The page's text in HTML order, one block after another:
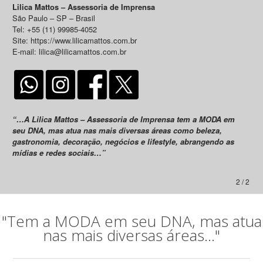
Lilica Mattos – Assessoria de Imprensa
São Paulo – SP – Brasil
Tel: +55 (11) 99985-4052
Site: https://www.lilicamattos.com.br
E-mail: lilica@lilicamattos.com.br
“…A Lilica Mattos – Assessoria de Imprensa tem a MODA em
seu DNA, mas atua nas mais diversas áreas como beleza,
gastronomia, decoração, negócios e lifestyle, abrangendo as
mídias e redes sociais…”
2 / 2
"Tem a MODA em seu DNA, mas atua
nas mais diversas áreas..."